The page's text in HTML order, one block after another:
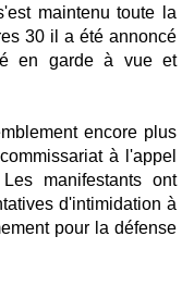
maintenu toute la
30 il a été annoncé
en garde à vue et
encore plus
à l'appel
manifestants ont
d'intimidation à
pour la défense